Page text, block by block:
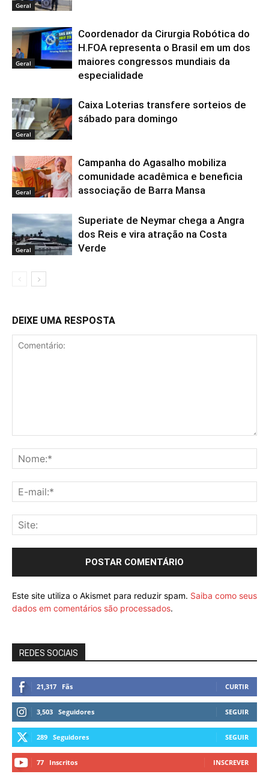
Geral
Geral
Coordenador da Cirurgia Robótica do
H.FOA representa o Brasil em um dos
maiores congressos mundiais da
especialidade
Geral
Caixa Loterias transfere sorteios de
sábado para domingo
Geral
Campanha do Agasalho mobiliza
comunidade acadêmica e beneficia
associação de Barra Mansa
Geral
Superiate de Neymar chega a Angra
dos Reis e vira atração na Costa
Verde
DEIXE UMA RESPOSTA
Este site utiliza o Akismet para reduzir spam. Saiba como seus
dados em comentários são processados.
REDES SOCIAIS
21,317 Fãs CURTIR
3,503 Seguidores SEGUIR
289 Seguidores SEGUIR
77 Inscritos INSCREVER